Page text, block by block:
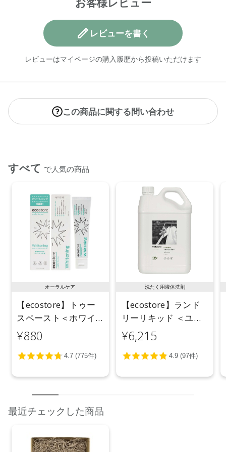
ニュージーランド
【メーカー品番】
4573623431996
CosmeKitchen 取り扱いなし
Biople 取り扱いなし
ください。
※通常はご注文より１～３営業日での発送となります。
商品によっては、お届けまで１～２週間かかる場合がござい
ますので予めご了承ください。
●パッケージはリニューアル等の理由により、写真と異なる場
合がございます。
●パッケージのリニューアル等の理由により、成分・処方が記
載と異なる場合がございます。
●予告なくパッケージ仕様が変更になる場合がございます。
レビューを書く
レビューはマイページの購入履歴から投稿いただけます
この商品に関する問い合わせ
すべて で人気の商品
オーラルケア
【ecostore】トゥー
スペースト＜ホワイ
トニング＞ 100g
¥880
洗たく用液体洗剤
【ecostore】ランド
リーリキッド ＜ユー
カリ＞ 5L
¥6,215
最近チェックした商品